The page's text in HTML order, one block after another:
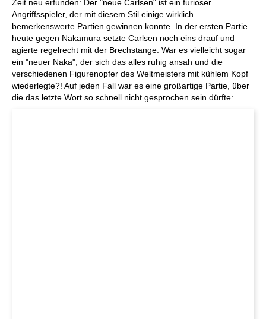
Zeit neu erfunden: Der "neue Carlsen" ist ein furioser
Angriffsspieler, der mit diesem Stil einige wirklich
bemerkenswerte Partien gewinnen konnte. In der ersten Partie
heute gegen Nakamura setzte Carlsen noch eins drauf und
agierte regelrecht mit der Brechstange. War es vielleicht sogar
ein "neuer Naka", der sich das alles ruhig ansah und die
verschiedenen Figurenopfer des Weltmeisters mit kühlem Kopf
wiederlegte?! Auf jeden Fall war es eine großartige Partie, über
die das letzte Wort so schnell nicht gesprochen sein dürfte: